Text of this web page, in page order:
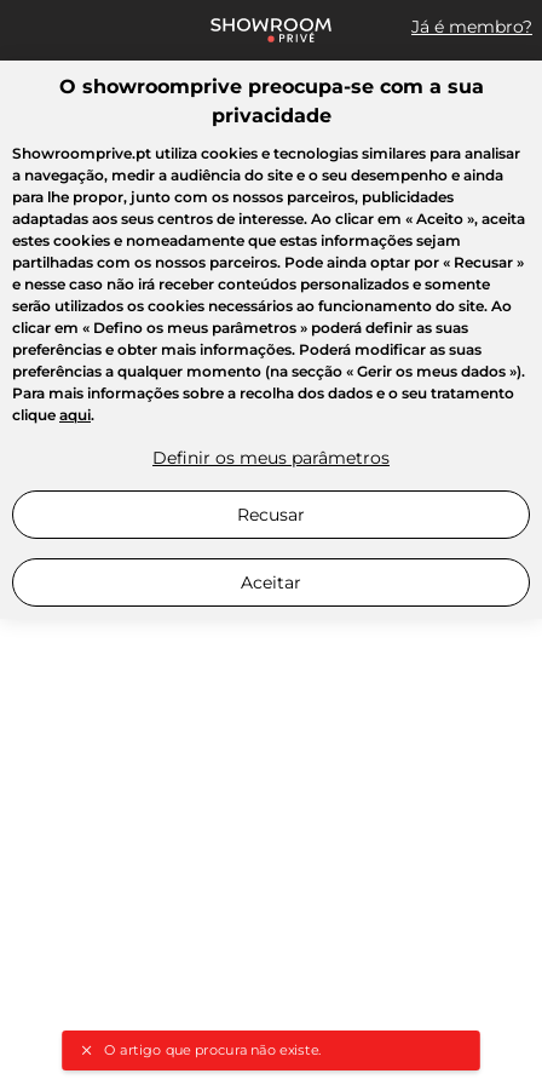
Já é membro?
Pesquisar uma marca, um artigo, uma venda...
O artigo que procura não existe.
Todas as vendas Moda Desporto Casa Criança Beleza
O showroomprive preocupa-se com a sua
privacidade
Showroomprive.pt utiliza cookies e tecnologias similares para analisar
a navegação, medir a audiência do site e o seu desempenho e ainda
para lhe propor, junto com os nossos parceiros, publicidades
adaptadas aos seus centros de interesse. Ao clicar em « Aceito », aceita
estes cookies e nomeadamente que estas informações sejam
partilhadas com os nossos parceiros. Pode ainda optar por « Recusar »
e nesse caso não irá receber conteúdos personalizados e somente
serão utilizados os cookies necessários ao funcionamento do site. Ao
clicar em « Defino os meus parâmetros » poderá definir as suas
preferências e obter mais informações. Poderá modificar as suas
preferências a qualquer momento (na secção « Gerir os meus dados »).
Para mais informações sobre a recolha dos dados e o seu tratamento
clique aqui.
Definir os meus parâmetros
Recusar
Aceitar